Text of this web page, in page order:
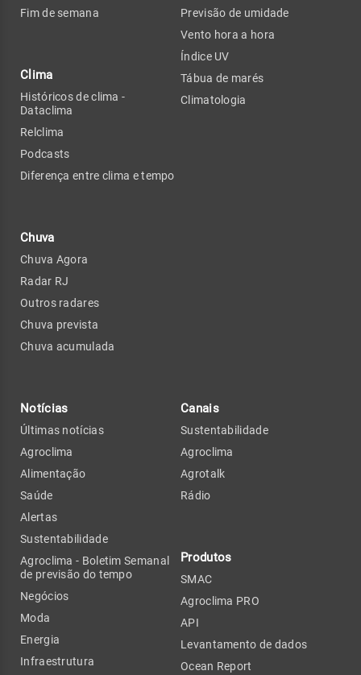
Fim de semana
Clima
Históricos de clima -
Dataclima
Relclima
Podcasts
Diferença entre clima e tempo
Chuva
Chuva Agora
Radar RJ
Outros radares
Chuva prevista
Chuva acumulada
Previsão de umidade
Vento hora a hora
Índice UV
Tábua de marés
Climatologia
Notícias
Últimas notícias
Agroclima
Alimentação
Saúde
Alertas
Sustentabilidade
Agroclima - Boletim Semanal
de previsão do tempo
Negócios
Moda
Energia
Infraestrutura
Canais
Sustentabilidade
Agroclima
Agrotalk
Rádio
Produtos
SMAC
Agroclima PRO
API
Levantamento de dados
Ocean Report